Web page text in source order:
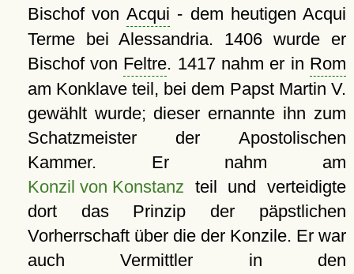
Bischof vonAcqui - dem heutigen Acqui
Terme bei Alessandria. 1406 wurde er
Bischof von Feltre. 1417 nahm er in Rom
am Konklave teil, bei dem Papst Martin V.
gewählt wurde; dieser ernannte ihn zum
Schatzmeister der Apostolischen
Kammer. Er nahm am
Konzil von Konstanz teil und verteidigte
dort das Prinzip der päpstlichen
Vorherrschaft über die der Konzile. Er war
auch Vermittler in den